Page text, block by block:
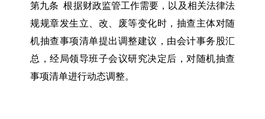
第九条 根据财政监管工作需要，以及相关法律法
规规章发生立、改、废等变化时，抽查主体对随
机抽查事项清单提出调整建议，由会计事务股汇
总，经局领导班子会议研究决定后，对随机抽查
事项清单进行动态调整。